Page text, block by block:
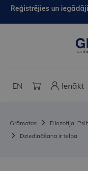
Reģistrējies un
EN Ienākt
Grāmatas Filozofija.
Dziedināšana ir telpa